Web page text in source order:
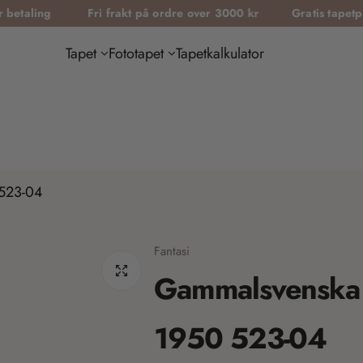
Fri frakt på ordre over 3000 kr Gratis tapetprøver
Tapet Fototapet Tapetkalkulator
04
Fantasi
1950 523-04